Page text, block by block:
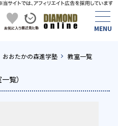
おおたかの森進学塾 教室一覧
一覧）